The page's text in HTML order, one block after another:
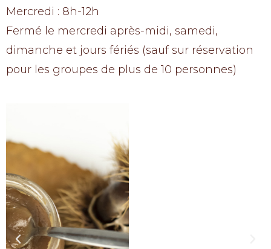
Mercredi : 8h-12h
Fermé le mercredi après-midi, samedi,
dimanche et jours fériés (sauf sur réservation
pour les groupes de plus de 10 personnes)